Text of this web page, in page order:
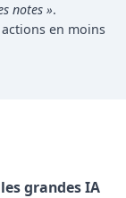
notes ».
en moins
grandes IA